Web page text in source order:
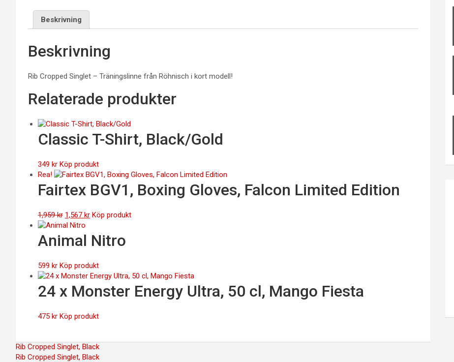
Beskrivning
Beskrivning
Rib Cropped Singlet – Träningslinne från Röhnisch i kort modell!
Relaterade produkter
Classic T-Shirt, Black/Gold
349 kr Köp produkt
Rea!
Fairtex BGV1, Boxing Gloves, Falcon Limited Edition
1,959kr Det
ursprungliga
var:
1,567 krDet
priset
är:
Köp produkt
Animal Nitro
599 kr Köp produkt
24 x Monster Energy Ultra, 50 cl, Mango Fiesta
475 kr Köp produkt
Inläggsnavigering
Rib Cropped Singlet, Black
Rib Cropped Singlet, Black